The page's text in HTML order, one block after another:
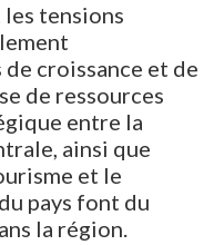
tensions
croissance et de
de ressources
entre la
ainsi que
et le
pays font du
la région.